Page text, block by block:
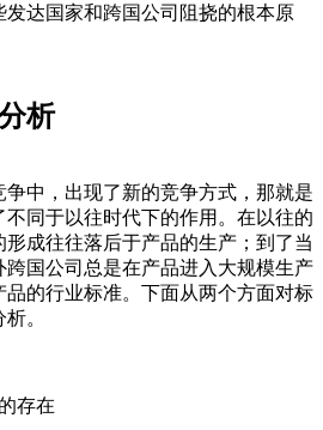
达国家和跨国公司阻挠的根本原
析
中，出现了新的竞争方式，那就是
同于以往时代下的作用。在以往的
成往往落后于产品的生产；到了当
国公司总是在产品进入大规模生产
的行业标准。下面从两个方面对标
。
存在